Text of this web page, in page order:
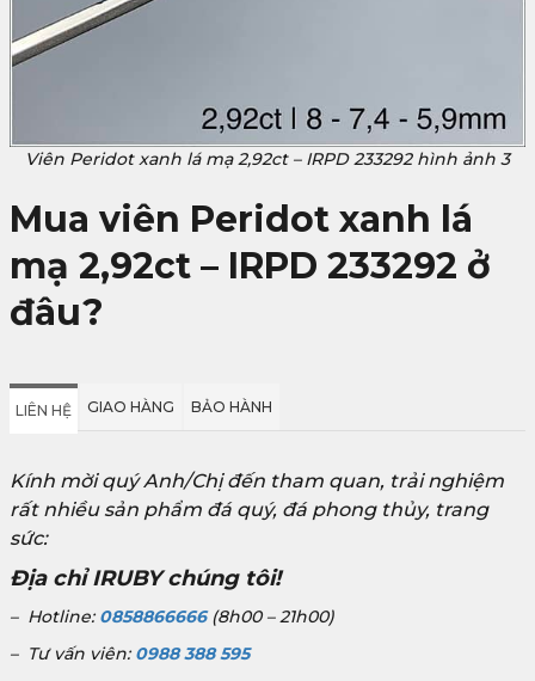
Viên Peridot xanh lá mạ 2,92ct – IRPD 233292 hình ảnh 3
Mua viên Peridot xanh lá
mạ 2,92ct – IRPD 233292 ở
đâu?
LIÊN HỆ GIAO HÀNG BẢO HÀNH
Kính mời quý Anh/Chị đến tham quan, trải nghiệm
rất nhiều sản phẩm đá quý, đá phong thủy, trang
sức:
Địa chỉ IRUBY chúng tôi!
– Hotline: 0858866666(8h00 – 21h00)
– Tư vấn viên: 0988 388 595